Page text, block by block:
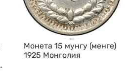
Монета 15 мунгу (менге)
1925 Монголия